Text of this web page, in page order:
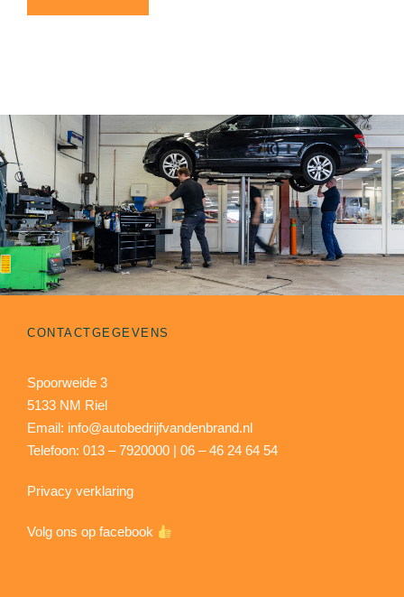
CONTACTGEGEVENS
Spoorweide 3
5133 NM Riel
Email: info@autobedrijfvandenbrand.nl
Telefoon: 013 – 7920000 | 06 – 46 24 64 54
Privacy verklaring
Volg ons op facebook